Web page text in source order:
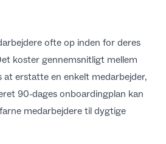
DA
ofte op inden for deres
koster gennemsnitligt mellem
at erstatte en enkelt medarbejder,
90-dages onboardingplan kan
medarbejdere til dygtige